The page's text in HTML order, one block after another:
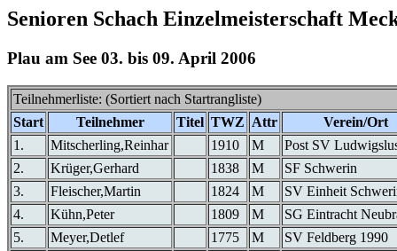
Senioren Schach Einzelmeisterschaft
Plau am See 03. bis 09. April 2006
Teilnehmerliste: (Sortiert nach Startrangliste)
Start
Teilnehmer Titel TWZ Attr
Verein/Ort
1.
Mitscherling,Reinhar 1910 M
Post SV
2.
Krüger,Gerhard 1838 M
SF Schwerin
3.
Fleischer,Martin 1824 M
SV Einheit
4.
Kühn,Peter 1809 M
SG Eintracht
5.
Meyer,Detlef 1775 M
SV Feldberg 1990